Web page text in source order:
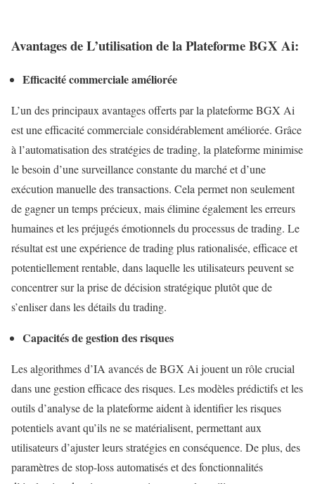
Avantages de L’utilisation de la Plateforme BGX Ai:
Efficacité commerciale améliorée
L’un des principaux avantages offerts par la plateforme BGX Ai
est une efficacité commerciale considérablement améliorée. Grâce
à l’automatisation des stratégies de trading, la plateforme minimise
le besoin d’une surveillance constante du marché et d’une
exécution manuelle des transactions. Cela permet non seulement
de gagner un temps précieux, mais élimine également les erreurs
humaines et les préjugés émotionnels du processus de trading. Le
résultat est une expérience de trading plus rationalisée, efficace et
potentiellement rentable, dans laquelle les utilisateurs peuvent se
concentrer sur la prise de décision stratégique plutôt que de
s’enliser dans les détails du trading.
Capacités de gestion des risques
Les algorithmes d’IA avancés de BGX Ai jouent un rôle crucial
dans une gestion efficace des risques. Les modèles prédictifs et les
outils d’analyse de la plateforme aident à identifier les risques
potentiels avant qu’ils ne se matérialisent, permettant aux
utilisateurs d’ajuster leurs stratégies en conséquence. De plus, des
paramètres de stop-loss automatisés et des fonctionnalités